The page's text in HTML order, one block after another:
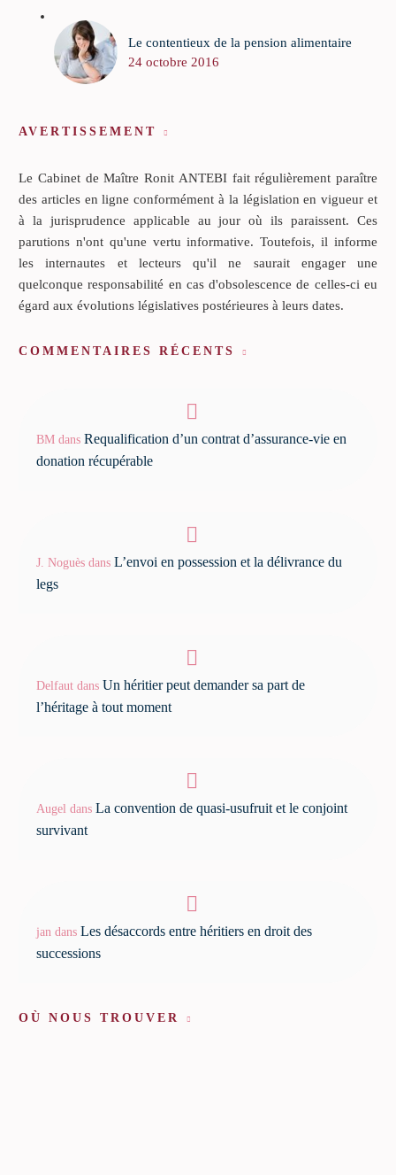
Le contentieux de la pension alimentaire
24 octobre 2016
AVERTISSEMENT
Le Cabinet de Maître Ronit ANTEBI fait régulièrement paraître
des articles en ligne conformément à la législation en vigueur et
à la jurisprudence applicable au jour où ils paraissent. Ces
parutions n'ont qu'une vertu informative. Toutefois, il informe
les internautes et lecteurs qu'il ne saurait engager une
quelconque responsabilité en cas d'obsolescence de celles-ci eu
égard aux évolutions législatives postérieures à leurs dates.
COMMENTAIRES RÉCENTS
BM dans Requalification d’un contrat d’assurance-vie en
donation récupérable
J. Noguès dans L’envoi en possession et la délivrance du
legs
Delfaut dans Un héritier peut demander sa part de
l’héritage à tout moment
Augel dans La convention de quasi-usufruit et le conjoint
survivant
jan dans Les désaccords entre héritiers en droit des
successions
OÙ NOUS TROUVER